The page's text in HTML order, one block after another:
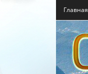
Главная